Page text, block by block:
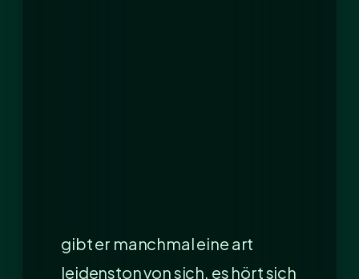
gibt er manchmal eine art
leidenston von sich. es hört sich